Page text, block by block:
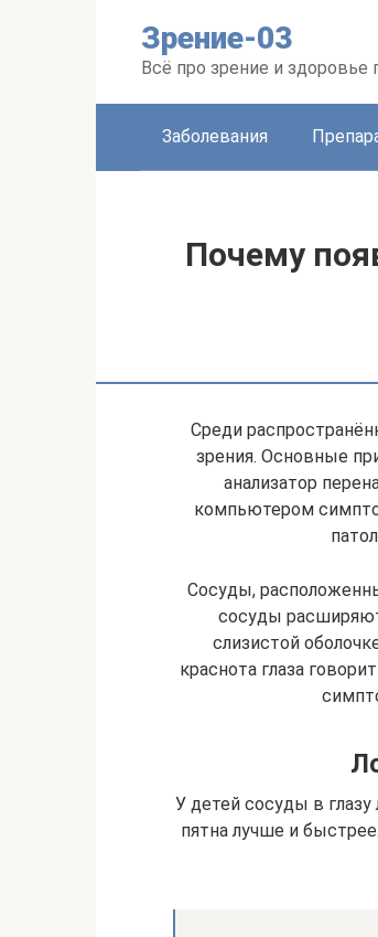
Зрение-03
Всё про зрение и здоровье
Заболевания
Почему
Среди
зрения. Основные
анализатор
компьютером
Сосуды,
сосуды
слизистой
краснота глаза
У детей сосуды в
пятна лучше и